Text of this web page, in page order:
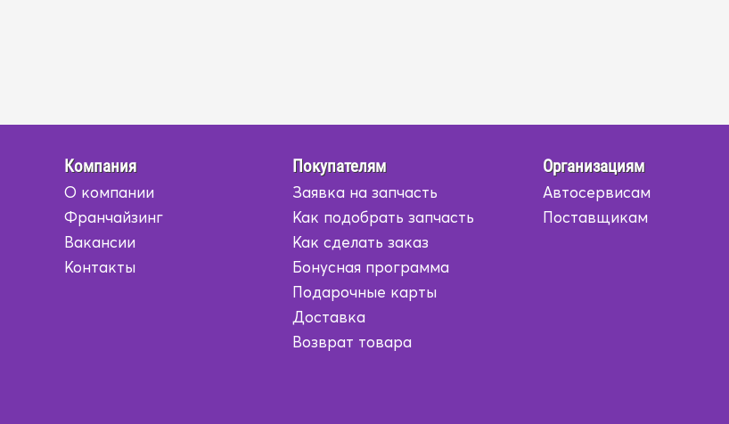
Компания
О компании
Франчайзинг
Вакансии
Контакты
Покупателям
Заявка на запчасть
Как подобрать запчасть
Как сделать заказ
Бонусная программа
Подарочные карты
Доставка
Возврат товара
Организациям
Автосервисам
Поставщикам